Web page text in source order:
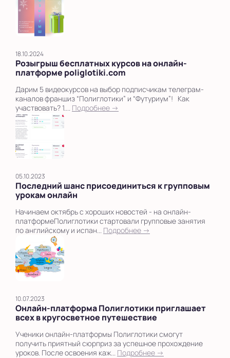
18.10.2024
Розыгрыш бесплатных курсов на онлайн-
платформе poliglotiki.com
Дарим 5 видеокурсов на выбор подписчикам телеграм-
каналов франшиз “Полиглотики” и “Футуриум”! Как
участвовать? 1.... Подробнее →
05.10.2023
Последний шанс присоединиться к групповым
урокам онлайн
Начинаем октябрь с хороших новостей - на онлайн-
платформеПолиглотики стартовали групповые занятия
по английскому и испан... Подробнее →
10.07.2023
Онлайн-платформа Полиглотики приглашает
всех в кругосветное путешествие
Ученики онлайн-платформы Полиглотики смогут
получить приятный сюрприз за успешное прохождение
уроков. После освоения каж... Подробнее →